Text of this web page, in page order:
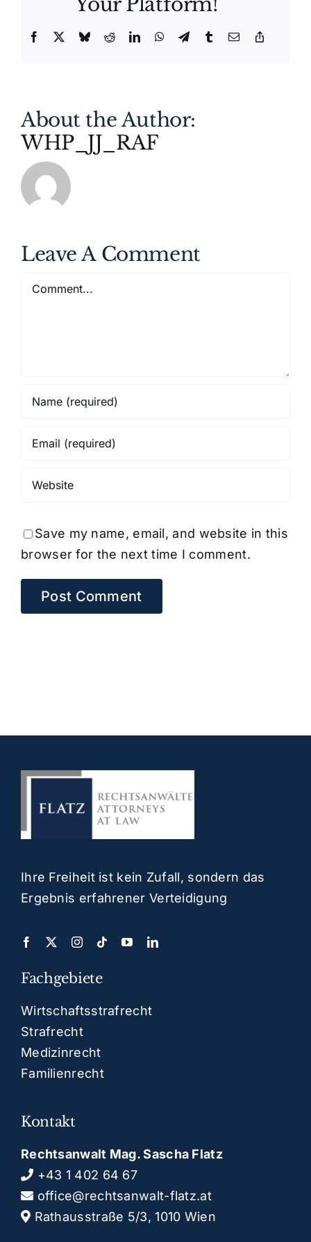
Facebook BlueskyRedditLinkedInWhatsApp
TelegramTumblrEmail
About the Author:
WHP_JJ_RAF
Leave A Comment
Comment
Save my name, email, and website in this
browser for the next time I comment.
Ihre Freiheit ist kein Zufall, sondern das
Ergebnis erfahrener Verteidigung
Fachgebiete
Wirtschaftsstrafrecht
Strafrecht
Medizinrecht
Familienrecht
Kontakt
Rechtsanwalt Mag. Sascha Flatz
+43 1 402 64 67
office@rechtsanwalt-flatz.at
Rathausstraße 5/3, 1010 Wien